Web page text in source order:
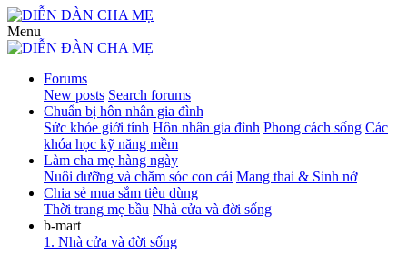
Menu
Forums
New posts Search forums
Chuẩn bị hôn nhân gia đình
Sức khỏe giới tính Hôn nhân gia đình Phong cách sống Các
khóa học kỹ năng mềm
Làm cha mẹ hàng ngày
Nuôi dưỡng và chăm sóc con cái Mang thai & Sinh nở
Chia sẻ mua sắm tiêu dùng
Thời trang mẹ bầu Nhà cửa và đời sống
b-mart
1. Nhà cửa và đời sống